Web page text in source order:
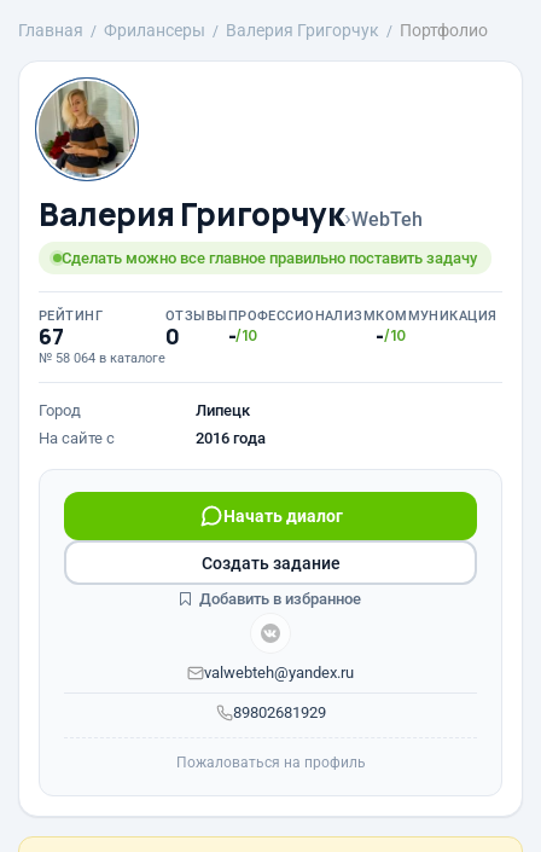
Главная Фрилансеры Валерия Григорчук Портфолио
Валерия Григорчук›WebTeh
Сделать можно все главное правильно поставить задачу
РЕЙТИНГ
67
№ 58 064 в каталоге
ОТЗЫВЫ
0
ПРОФЕССИОНАЛИЗМ
-/10
КОММУНИКАЦИЯ
-/10
Город
Липецк
На сайте с
2016 года
89802681929
Начать диалог
valwebteh@yandex.ru
Создать задание
Добавить в избранное
Пожаловаться на профиль